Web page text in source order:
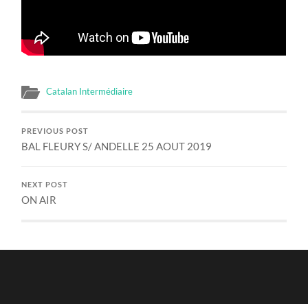
Catalan Intermédiaire
PREVIOUS POST
BAL FLEURY S/ ANDELLE 25 AOUT 2019
NEXT POST
ON AIR